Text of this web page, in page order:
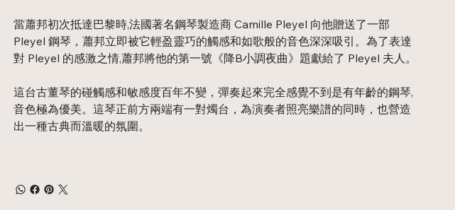
當蕭邦初次抵達巴黎時,法國著名鋼琴製造商 Camille Pleyel 向他贈送了一部
Pleyel 鋼琴，蕭邦立即被它輕盈靈巧的觸感和如歌般的音色深深吸引。為了表達
對 Pleyel 的感激之情,蕭邦將他的第一號《降B小調夜曲》題獻給了 Pleyel 夫人。
這台古董琴的碰觸感和敏感度百年不變，彈奏起來完全感覺不到是有年齡的鋼琴,
音色極為優美。這琴正前方兩端有一對燭台，為演奏者照亮樂譜的同時，也營造
出一種古典而溫暖的氛圍。